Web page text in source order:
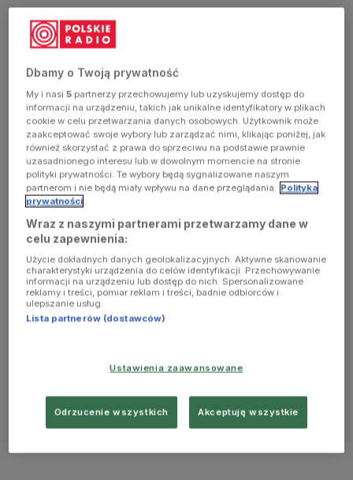
Dbamy o Twoją prywatność
My i nasi5 partnerzy przechowujemy lub uzyskujemy dostęp do
informacji na urządzeniu, takich jak unikalne identyfikatory w plikach
cookie w celu przetwarzania danych osobowych. Użytkownik może
zaakceptować swoje wybory lub zarządzać nimi, klikając poniżej, jak
również skorzystać z prawa do sprzeciwu na podstawie prawnie
uzasadnionego interesu lub w dowolnym momencie na stronie
polityki prywatności. Te wybory będą sygnalizowane naszym
partnerom i nie będą miały wpływu na dane przeglądania. Polityka
prywatności
Wraz z naszymi partnerami przetwarzamy dane w
celu zapewnienia:
Użycie dokładnych danych geolokalizacyjnych. Aktywne skanowanie
charakterystyki urządzenia do celów identyfikacji. Przechowywanie
informacji na urządzeniu lub dostęp do nich. Spersonalizowane
reklamy i treści, pomiar reklam i treści, badnie odbiorców i
ulepszanie usług.
Lista partnerów (dostawców)
Ustawienia zaawansowane
Odrzucenie wszystkich Akceptuję wszystkie